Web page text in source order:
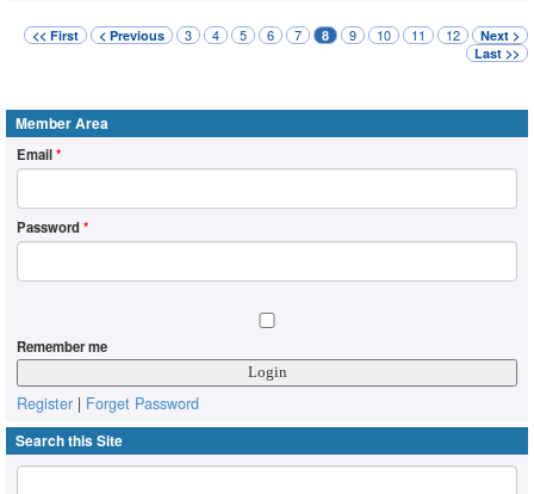
<< First < Previous 3 4 5 6 7 8 9 10 11 12
Next >
Last >>
Member Area
Email*
Password*
Remember me
Register | Forget Password
Search this Site